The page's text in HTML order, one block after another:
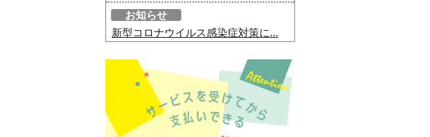
お知らせ
新型コロナウイルス感染症対策に...